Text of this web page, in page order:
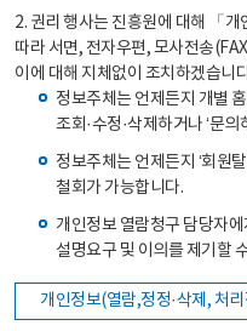
2. 권리 행사는 진흥원에 대해 「
따라 서면, 전자우편, 모사전송
이에 대해 지체없이 조치하겠습니
정보주체는 언제든지 개별
조회·수정·삭제하거나 ‘문
정보주체는 언제든지 ‘회원
철회가 가능합니다.
개인정보 열람청구 담당자
설명요구 및 이의를 제기할
개인정보(열람,정정·삭제, 처